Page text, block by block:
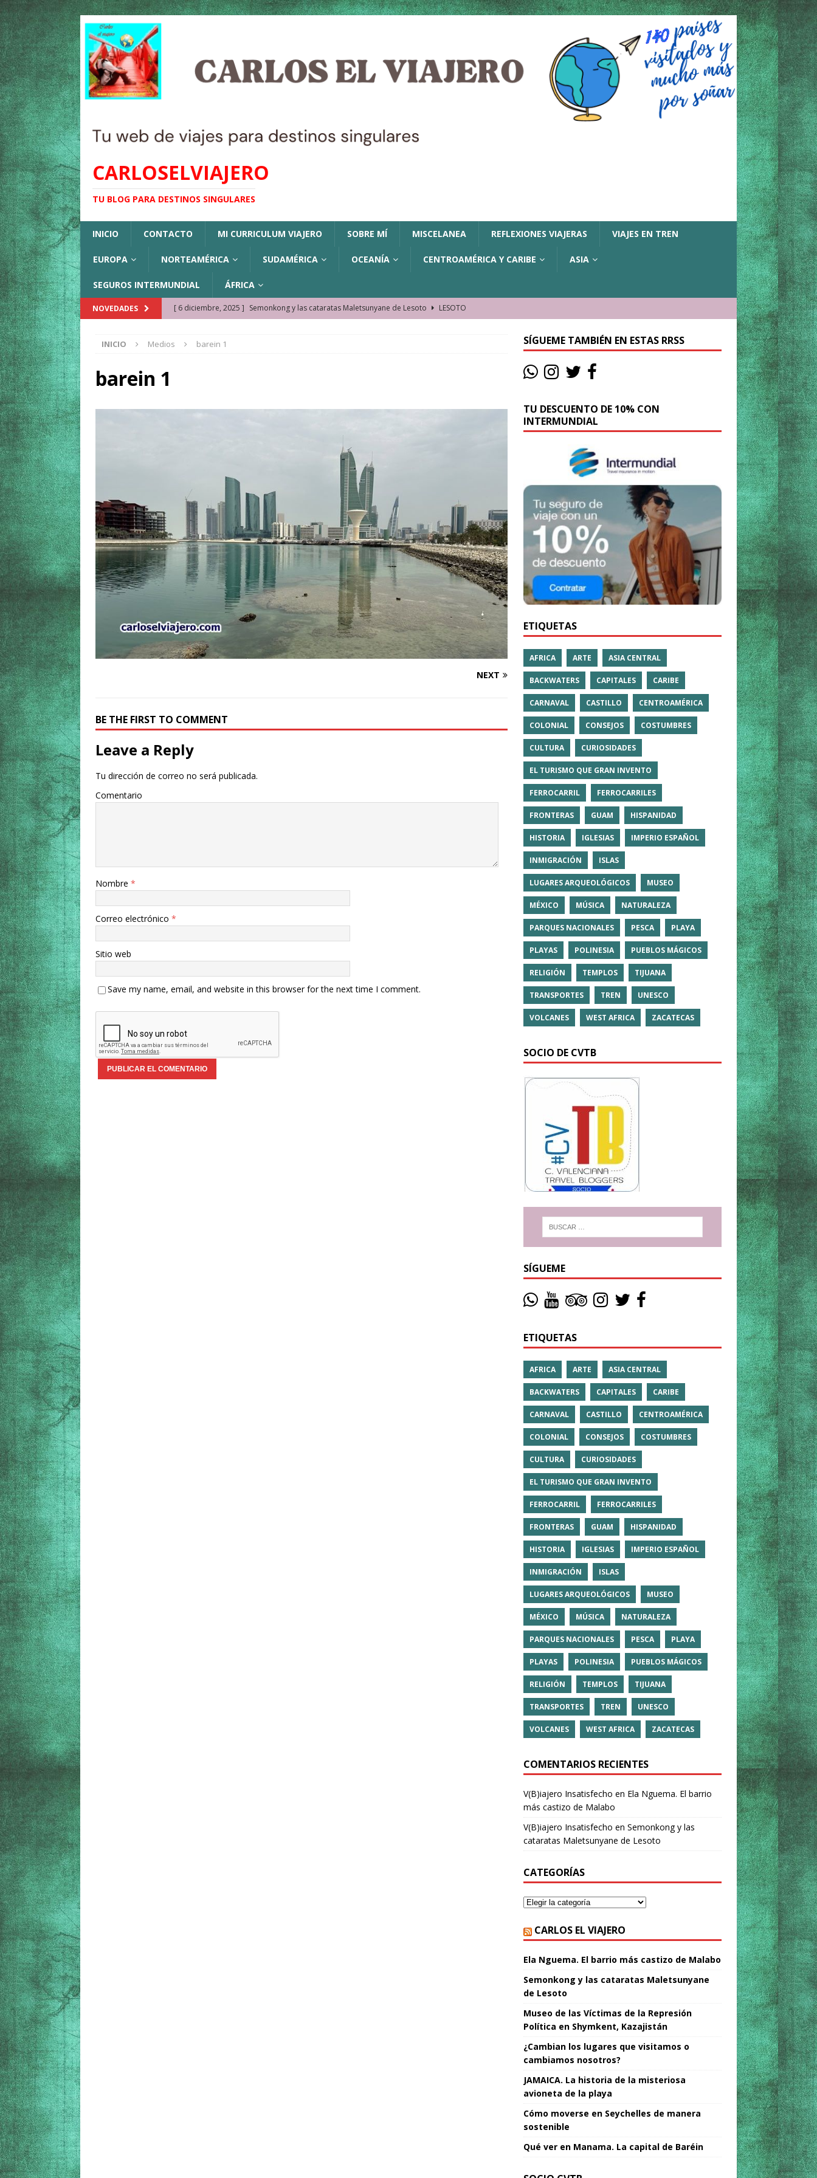
CARLOSELVIAJERO
TU BLOG PARA DESTINOS SINGULARES
INICIO CONTACTO MI CURRICULUM VIAJERO SOBRE MÍ MISCELANEA REFLEXIONES VIAJERAS VIAJES EN TREN
EUROPA NORTEAMÉRICA SUDAMÉRICA OCEANÍA CENTROAMÉRICA Y CARIBE ASIA
SEGUROS INTERMUNDIAL ÁFRICA
NOVEDADES [ 6 diciembre, 2025 ] Semonkong y las cataratas Maletsunyane de Lesoto
LESOTO
KAZAJISTÁN
[ 9 octubre, 2025 ] JAMAICA. La historia de la misteriosa avioneta de la playa
JAMAICA
Qué ver en Manama. La capital de Baréin
Ela Nguema. El barrio más castizo de Malabo
INICIO Medios barein 1
barein 1
NEXT
BE THE FIRST TO COMMENT
Leave a Reply
Tu dirección de correo no será publicada.
Comentario
Nombre *
Correo electrónico *
Sitio web
Save my name, email, and website in this browser for the next time I comment.
SÍGUEME TAMBIÉN EN ESTAS RRSS
TU DESCUENTO DE 10% CON
INTERMUNDIAL
ETIQUETAS
AFRICA ARTE ASIA CENTRAL
BACKWATERS CAPITALES CARIBE
CARNAVAL CASTILLO CENTROAMÉRICA
COLONIAL CONSEJOS COSTUMBRES
CULTURA CURIOSIDADES
EL TURISMO QUE GRAN INVENTO
FERROCARRIL FERROCARRILES
FRONTERAS GUAM HISPANIDAD
HISTORIA IGLESIAS IMPERIO ESPAÑOL
INMIGRACIÓN ISLAS
LUGARES ARQUEOLÓGICOS MUSEO
MÉXICO MÚSICA NATURALEZA
PARQUES NACIONALES PESCA PLAYA
PLAYAS POLINESIA PUEBLOS MÁGICOS
RELIGIÓN TEMPLOS TIJUANA
TRANSPORTES TREN UNESCO
VOLCANES WEST AFRICA ZACATECAS
SOCIO DE CVTB
SÍGUEME
ETIQUETAS
AFRICA ARTE ASIA CENTRAL
BACKWATERS CAPITALES CARIBE
CARNAVAL CASTILLO CENTROAMÉRICA
COLONIAL CONSEJOS COSTUMBRES
CULTURA CURIOSIDADES
EL TURISMO QUE GRAN INVENTO
FERROCARRIL FERROCARRILES
FRONTERAS GUAM HISPANIDAD
HISTORIA IGLESIAS IMPERIO ESPAÑOL
INMIGRACIÓN ISLAS
LUGARES ARQUEOLÓGICOS MUSEO
MÉXICO MÚSICA NATURALEZA
PARQUES NACIONALES PESCA PLAYA
PLAYAS POLINESIA PUEBLOS MÁGICOS
RELIGIÓN TEMPLOS TIJUANA
TRANSPORTES TREN UNESCO
VOLCANES WEST AFRICA ZACATECAS
COMENTARIOS RECIENTES
V(B)iajero Insatisfecho en Ela Nguema. El barrio
más castizo de Malabo
V(B)iajero Insatisfecho en Semonkong y las
cataratas Maletsunyane de Lesoto
CATEGORÍAS
CARLOS EL VIAJERO
Ela Nguema. El barrio más castizo de Malabo
Semonkong y las cataratas Maletsunyane
de Lesoto
Museo de las Víctimas de la Represión
Política en Shymkent, Kazajistán
¿Cambian los lugares que visitamos o
cambiamos nosotros?
JAMAICA. La historia de la misteriosa
avioneta de la playa
Cómo moverse en Seychelles de manera
sostenible
Qué ver en Manama. La capital de Baréin